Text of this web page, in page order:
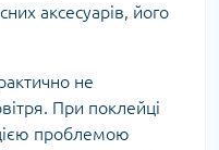
аксесуарів, його
не
При поклейці
проблемою